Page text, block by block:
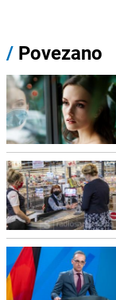
/ Povezano